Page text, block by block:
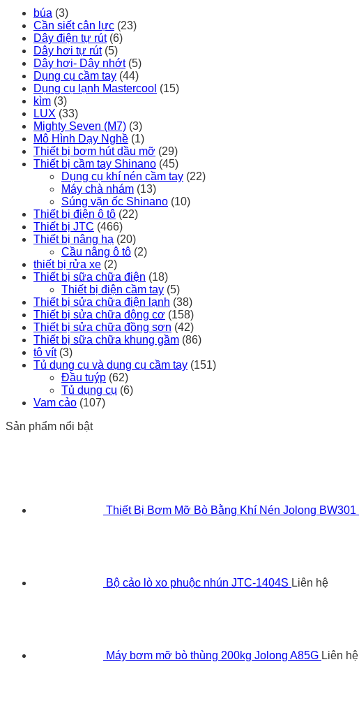
búa (3)
Cần siết cân lực (23)
Dây điện tự rút (6)
Dây hơi tự rút (5)
Dây hơi- Dây nhớt (5)
Dụng cụ cầm tay (44)
Dụng cụ lạnh Mastercool (15)
kìm (3)
LUX (33)
Mighty Seven (M7) (3)
Mô Hình Dạy Nghề (1)
Thiết bị bơm hút dầu mỡ (29)
Thiết bị cầm tay Shinano (45)
Dụng cụ khí nén cầm tay (22)
Máy chà nhám (13)
Súng vặn ốc Shinano (10)
Thiết bị điện ô tô (22)
Thiết bị JTC (466)
Thiết bị nâng hạ (20)
Cầu nâng ô tô (2)
thiết bị rửa xe (2)
Thiết bị sữa chữa điện (18)
Thiết bị điện cầm tay (5)
Thiết bị sửa chữa điện lạnh (38)
Thiết bị sửa chữa động cơ (158)
Thiết bị sửa chữa đồng sơn (42)
Thiết bị sữa chữa khung gầm (86)
tô vít (3)
Tủ dụng cụ và dụng cụ cầm tay (151)
Đầu tuýp (62)
Tủ dụng cụ (6)
Vam cảo (107)
Sản phẩm nổi bật
Thiết Bị Bơm Mỡ Bò Bằng Khí Nén Jolong BW301
Bộ cảo lò xo phuộc nhún JTC-1404S Liên hệ
Máy bơm mỡ bò thùng 200kg Jolong A85G Liên hệ